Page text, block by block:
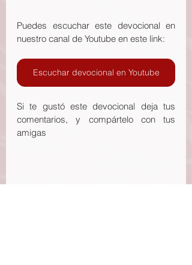
Puedes escuchar este devocional en
nuestro canal de Youtube en este link:
Escuchar devocional en Youtube
Si te gustó este devocional deja tus
comentarios, y compártelo con tus
amigas